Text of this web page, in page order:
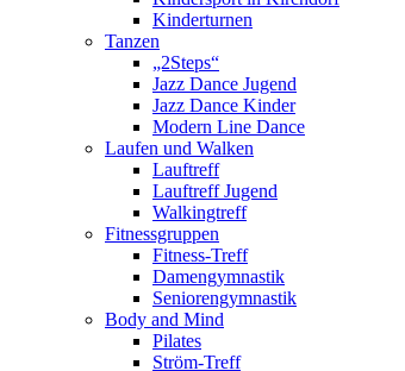
Kinderturnen
Tanzen
„2Steps“
Jazz Dance Jugend
Jazz Dance Kinder
Modern Line Dance
Laufen und Walken
Lauftreff
Lauftreff Jugend
Walkingtreff
Fitnessgruppen
Fitness-Treff
Damengymnastik
Seniorengymnastik
Body and Mind
Pilates
Ström-Treff